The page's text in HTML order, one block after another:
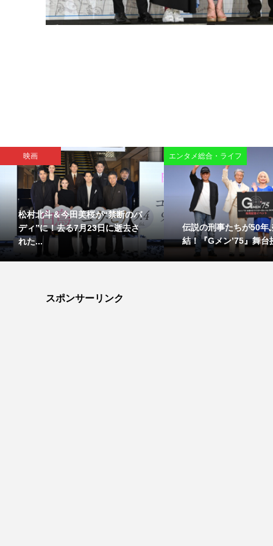
映画
松村北斗＆今田美桜が“禁断のバ
ディ”に！去る7月23日に逝去さ
れた...
エンタメ総合・ライフ
伝説の刑事たちが50年
結！『Gメン’75』舞台
スポンサーリンク